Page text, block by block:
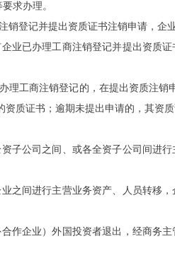
求办理。
登记并提出资质证书注销申请，企
业已办理工商注销登记并提出资质
理工商注销登记的，在提出资质注销
质证书；逾期未提出申请的，其资
子公司之间、或各全资子公司间进
之间进行主营业务资产、人员转移
作企业）外国投资者退出，经商务